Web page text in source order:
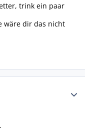
trink ein paar
wäre dir das nicht